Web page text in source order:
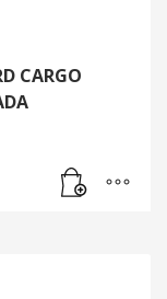
CARGO